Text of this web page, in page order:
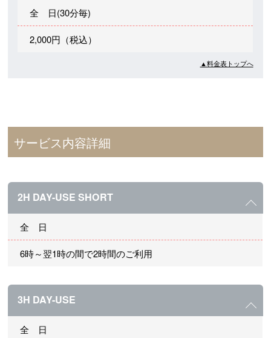
全 日(30分毎)
2,000円（税込）
▲料金表トップへ
サービス内容詳細
2H DAY-USE SHORT
全 日
6時～翌1時の間で2時間のご利用
3H DAY-USE
全 日